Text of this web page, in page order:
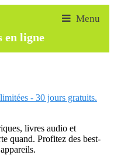
en ligne
- 30 jours gratuits.
livres audio et
quand. Profitez des best-